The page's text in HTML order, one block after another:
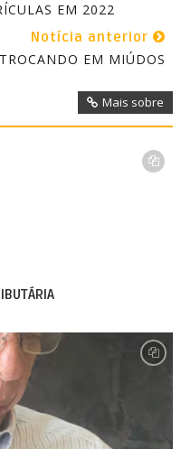
EM 2022
Notícia anterior
TROCANDO EM MIÚDOS
Mais sobre